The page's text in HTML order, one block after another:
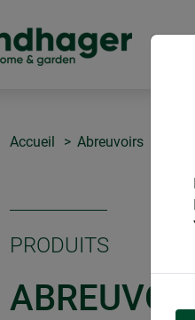
Accueil Abreuvoirs
PRODUITS